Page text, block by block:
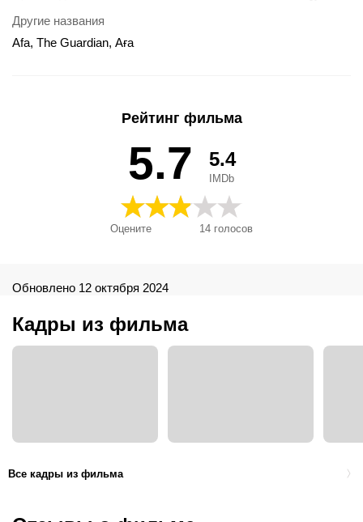
Другие названия
Afa, The Guardian, Аға
Рейтинг фильма
5.7
Оцените 14 голосов
5.4
IMDb
Обновлено 12 октября 2024
Кадры из фильма
Все кадры из фильма